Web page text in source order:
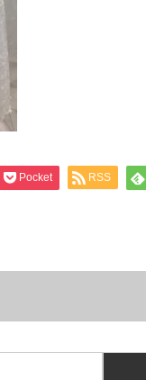
Pocket RSS